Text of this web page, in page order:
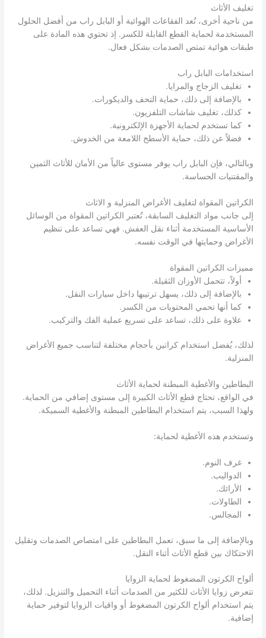
تغليف الأثاث
من ناحية أخرى، تُعد الفقاعات الهوائية أو البابل راب من أفضل الحلول
المستخدمة لحماية القطع القابلة للكسر. إذ تحتوي هذه المادة على
طبقات هوائية تمتص الصدمات بشكل فعال.
استخدامات البابل راب
تغليف الزجاج والمرايا.
بالإضافة إلى ذلك، حماية التحف والديكورات.
كذلك، تغليف شاشات التلفزيون.
كما تستخدم لحماية الأجهزة الإلكترونية.
فضلاً عن ذلك، حماية الأسطح اللامعة من الخدوش.
وبالتالي، فإن البابل راب يوفر مستوى عالياً من الأمان للأثاث الثمين
والمقتنيات الحساسة.
الكراتين المقواة لتغليف الأغراض المنزلية و الاثاث
إلى جانب مواد التغليف السابقة، تُعتبر الكراتين المقواة من الوسائل
الأساسية المستخدمة أثناء نقل العفش. فهي تساعد على تنظيم
الأغراض وحمايتها في الوقت نفسه.
مميزات الكراتين المقواة
أولاً، تتحمل الأوزان الثقيلة.
بالإضافة إلى ذلك، يسهل ترتيبها داخل سيارات النقل.
كما أنها تحمي المحتويات من الكسر.
علاوة على ذلك، تساعد على تسريع عملية الفك والتركيب.
لذلك، يُفضل استخدام كراتين بأحجام مختلفة لتناسب جميع الأغراض
المنزلية.
البطاطين والأغطية المبطنة لحماية الأثاث
في الواقع، تحتاج قطع الأثاث الكبيرة إلى مستوى إضافي من الحماية.
ولهذا السبب، يتم استخدام البطاطين المبطنة والأغطية السميكة.
وتستخدم هذه الأغطية لحماية:
غرف النوم.
الدواليب.
الأرائك.
الطاولات.
المجالس.
وبالإضافة إلى ما سبق، تعمل البطاطين على امتصاص الصدمات وتقليل
الاحتكاك بين قطع الأثاث أثناء النقل.
ألواح الكرتون المضغوط لحماية الزوايا
تتعرض زوايا الأثاث للكثير من الصدمات أثناء التحميل والتنزيل. لذلك،
يتم استخدام ألواح الكرتون المضغوط أو واقيات الزوايا لتوفير حماية
إضافية.